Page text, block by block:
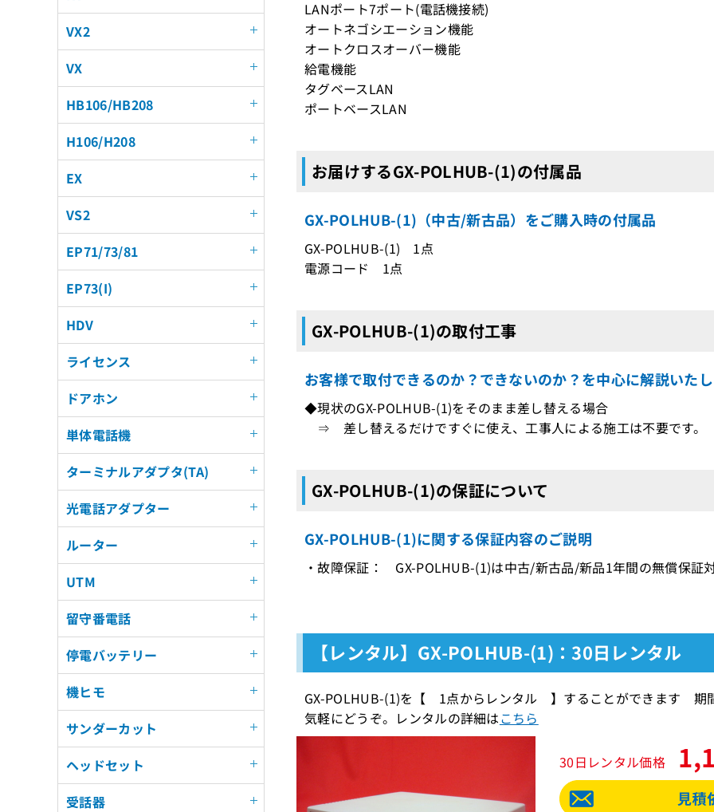
LANポート7ポート(電話機接続)
オートネゴシエーション機能
オートクロスオーバー機能
給電機能
タグベースLAN
ポートベースLAN
お届けするGX-POLHUB-(1)の付属品
GX-POLHUB-(1)（中古/新古品）をご購入時の付属品
GX-POLHUB-(1) 1点
電源コード 1点
GX-POLHUB-(1)の取付工事
お客様で取付できるのか？できないのか？を中心に解説いた
◆現状のGX-POLHUB-(1)をそのまま差し替える場合
⇒ 差し替えるだけですぐに使え、工事人による施工は不要です。
GX-POLHUB-(1)の保証について
GX-POLHUB-(1)に関する保証内容のご説明
・故障保証： GX-POLHUB-(1)は中古/新古品/新品1年間の無償保証
【レンタル】GX-POLHUB-(1)：30日レンタル
GX-POLHUB-(1)を【 1点からレンタル 】することができます 期
気軽にどうぞ。レンタルの詳細はこちら
30日レンタル価格
VX2
VX
HB106/HB208
H106/H208
EX
VS2
EP71/73/81
EP73(I)
HDV
ライセンス
ドアホン
単体電話機
ターミナルアダプタ(TA)
光電話アダプター
ルーター
UTM
留守番電話
停電バッテリー
機ヒモ
サンダーカット
ヘッドセット
受話器